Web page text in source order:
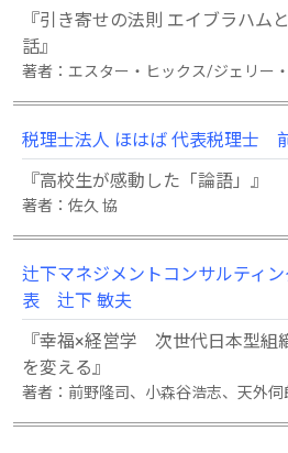
『引き寄せの法則 エイブラハム
話』
著者：エスター・ヒックス/ジェリー
税理士法人 ほはば 代表税理士
『高校生が感動した「論語」』
著者：佐久 協
辻下マネジメントコンサルティ
表 辻下 敏夫
『幸福×経営学 次世代日本型組
を変える』
著者：前野隆司、小森谷浩志、天外伺